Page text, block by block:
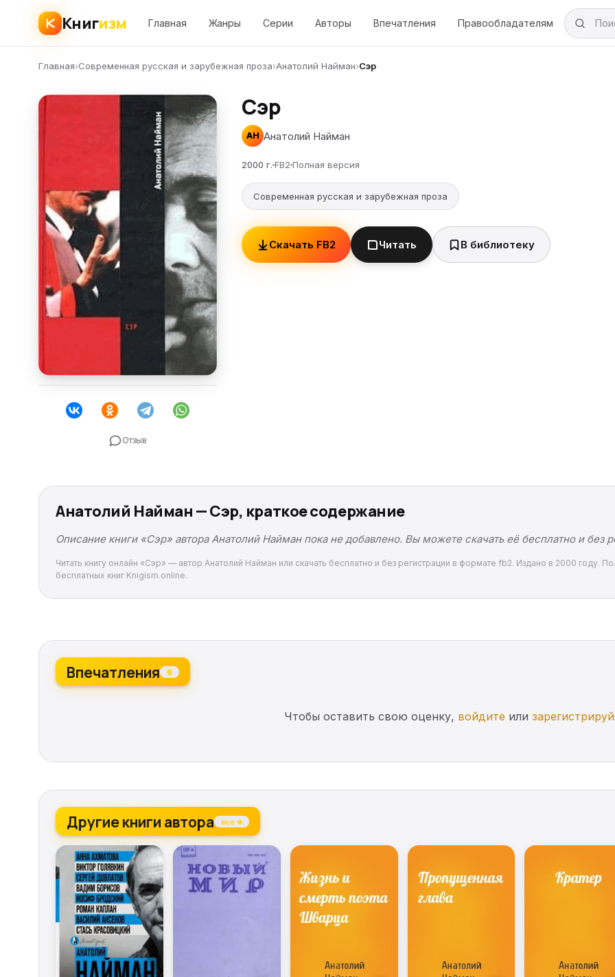
Книгизм Главная Жанры Серии Авторы Впечатления Правообладателям
Главная›Современная русская и зарубежная проза›Анатолий Найман›Сэр
Отзыв
Сэр
АН Анатолий Найман
2000 г. FB2 Полная версия
Современная русская и зарубежная проза
Скачать FB2 Читать В библиотеку
Анатолий Найман — Сэр, краткое содержание
Описание книги «Сэр» автора Анатолий Найман пока не добавлено. Вы можете скачать её бесплатно и без
Читать книгу онлайн «Сэр» — автор Анатолий Найман или скачать бесплатно и без регистрации в формате fb2. Издано в 2000 году.
бесплатных книг Knigism.online.
Впечатления 0
Чтобы оставить свою оценку, войдите или
Другие книги автора все →